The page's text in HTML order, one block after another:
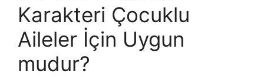
Karakteri Çocuklu
Aileler İçin Uygun
mudur?